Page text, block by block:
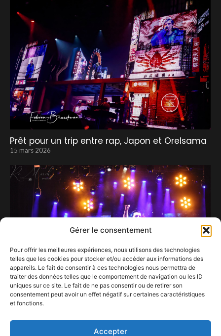
Gérer le consentement
Pour offrir les meilleures expériences, nous utilisons des technologies
telles que les cookies pour stocker et/ou accéder aux informations des
appareils. Le fait de consentir à ces technologies nous permettra de
traiter des données telles que le comportement de navigation ou les ID
uniques sur ce site. Le fait de ne pas consentir ou de retirer son
consentement peut avoir un effet négatif sur certaines caractéristiques
et fonctions.
Accepter
Prêt pour un trip entre rap, Japon et Orelsama
15 mars 2026
22 décembre 2025